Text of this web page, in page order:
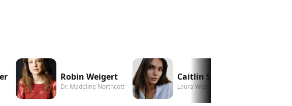
Robin Weigert
Dr. Madeline Northcott
Caitlin Stasey
Laura Weaver